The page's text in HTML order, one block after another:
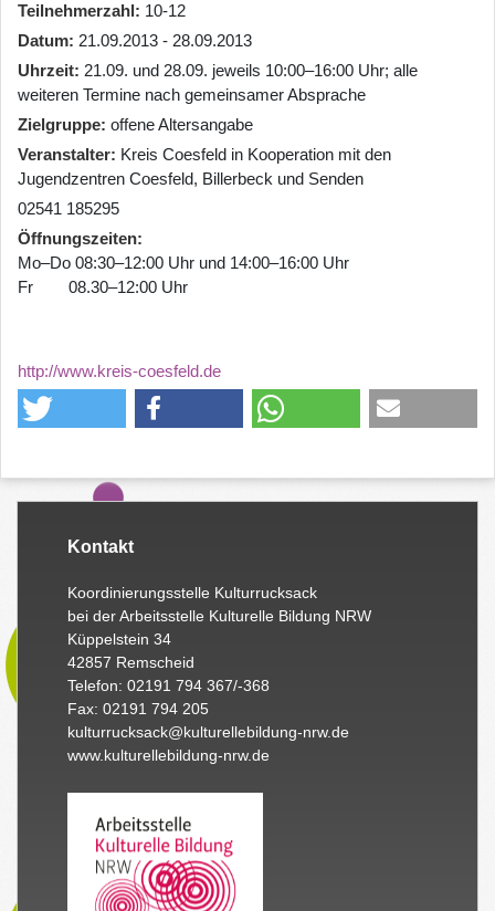
Teilnehmerzahl
10-12
Datum 21.09.2013 - 28.09.2013
Uhrzeit 21.09. und 28.09. jeweils 10:00–16:00 Uhr; alle
weiteren Termine nach gemeinsamer Absprache
Zielgruppe offene Altersangabe
Veranstalter Kreis Coesfeld in Kooperation mit den
Jugendzentren Coesfeld, Billerbeck und Senden
02541 185295
Öffnungszeiten
Mo–Do 08:30–12:00 Uhr und 14:00–16:00 Uhr
Fr 08.30–12:00 Uhr
http://www.kreis-coesfeld.de
Kontakt
Koordinierungsstelle Kulturrucksack
bei der Arbeitsstelle Kulturelle Bildung NRW
Küppelstein 34
42857 Remscheid
Telefon: 02191 794 367/-368
Fax: 02191 794 205
kulturrucksack@kulturellebildung-nrw.de
www.kulturellebildung-nrw.de